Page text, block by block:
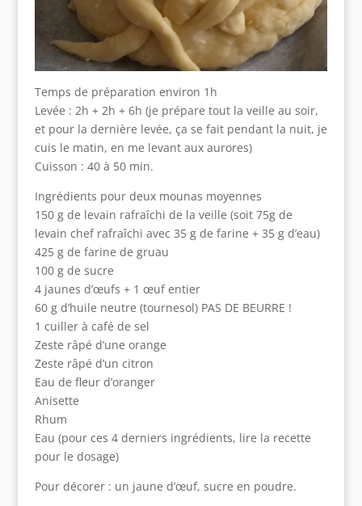
Temps de préparation environ 1h
Levée : 2h + 2h + 6h (je prépare tout la veille au soir,
et pour la dernière levée, ça se fait pendant la nuit, je
cuis le matin, en me levant aux aurores)
Cuisson : 40 à 50 min.
Ingrédients pour deux mounas moyennes
150 g de levain rafraîchi de la veille (soit 75g de
levain chef rafraîchi avec 35 g de farine + 35 g d’eau)
425 g de farine de gruau
100 g de sucre
4 jaunes d’œufs + 1 œuf entier
60 g d’huile neutre (tournesol) PAS DE BEURRE !
1 cuiller à café de sel
Zeste râpé d’une orange
Zeste râpé d’un citron
Eau de fleur d’oranger
Anisette
Rhum
Eau (pour ces 4 derniers ingrédients, lire la recette
pour le dosage)
Pour décorer : un jaune d’œuf, sucre en poudre.